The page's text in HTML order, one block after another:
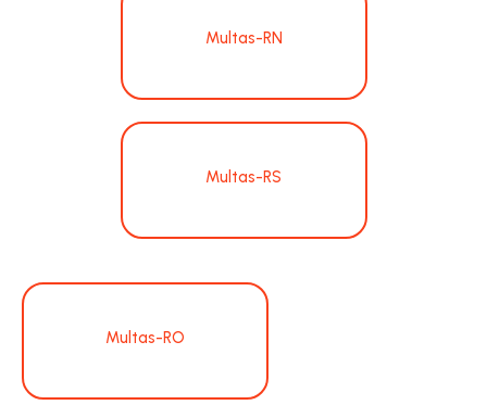
Multas-RN
Multas-RS
Multas-RO